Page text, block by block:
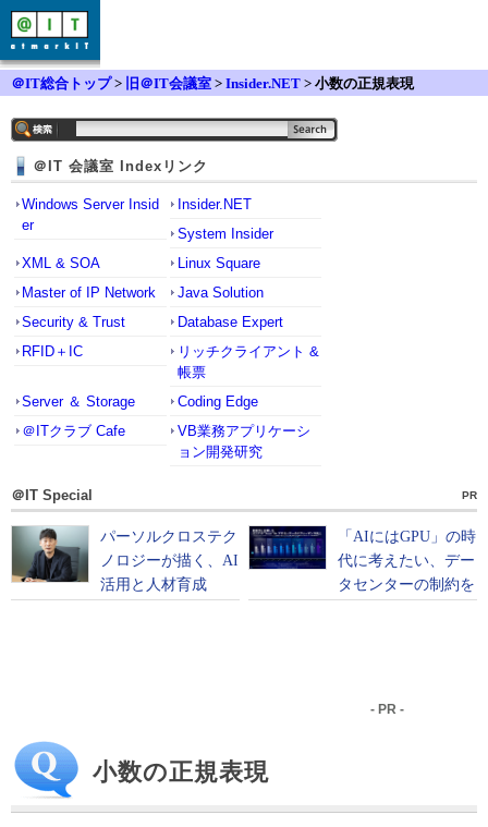
＠IT総合トップ> 旧＠IT会議室 > Insider.NET > 小数の正規表現
＠IT 会議室 Indexリンク
Windows Server Insid
er
Insider.NET
System Insider
XML & SOA
Linux Square
Master of IP Network
Java Solution
Security & Trust
Database Expert
RFID＋IC
リッチクライアント &
帳票
Server ＆ Storage
Coding Edge
＠ITクラブ Cafe
VB業務アプリケーシ
ョン開発研究
＠IT Special PR
- PR -
小数の正規表現